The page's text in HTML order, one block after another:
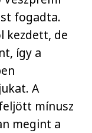
fogadta.
kezdett, de
így a
A
mínusz
megint a